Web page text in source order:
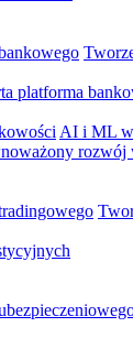
platforma
AI i ML
rozwój